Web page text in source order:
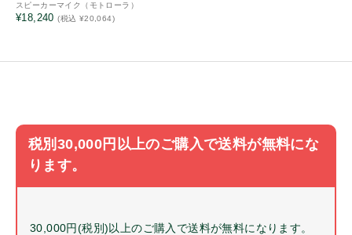
スピーカーマイク（モトローラ）
¥18,240 (税込 ¥20,064)
税別30,000円以上のご購入で送料が無料にな
ります。
30,000円(税別)以上のご購入で送料が無料になります。
風防
マイクスポンジ
ボリュームツマミ
チャンネルツマミ
サイドカバー